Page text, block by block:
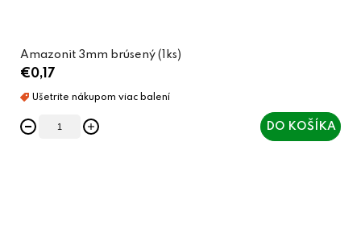
Amazonit 3mm brúsený (1ks)
€0,17
DO KOŠÍKA